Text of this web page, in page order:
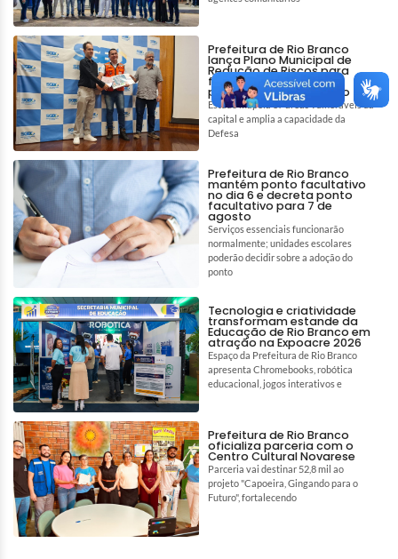
Prefeitura de Rio Branco
lança Plano Municipal de
Redução de Riscos para
fortalecer prevenção e
proteção da população
Estudo mapeia 87 áreas vulneráveis da
capital e amplia a capacidade da
Defesa
Prefeitura de Rio Branco
mantém ponto facultativo
no dia 6 e decreta ponto
facultativo para 7 de
agosto
Serviços essenciais funcionarão
normalmente; unidades escolares
poderão decidir sobre a adoção do
ponto
Tecnologia e criatividade
transformam estande da
Educação de Rio Branco em
atração na Expoacre 2026
Espaço da Prefeitura de Rio Branco
apresenta Chromebooks, robótica
educacional, jogos interativos e
Prefeitura de Rio Branco
oficializa parceria com o
Centro Cultural Novarese
Parceria vai destinar 52,8 mil ao
projeto "Capoeira, Gingando para o
Futuro", fortalecendo